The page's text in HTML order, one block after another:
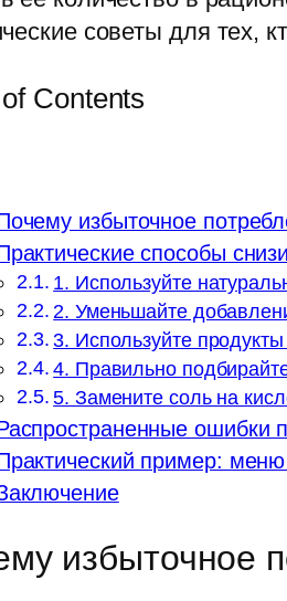
советы для тех,
Contents
избыточное
способы
1. Используйте
2. Уменьшайте
3. Используйте
4. Правильно
5. Замените соль на
ошибки
пример:
избыточное